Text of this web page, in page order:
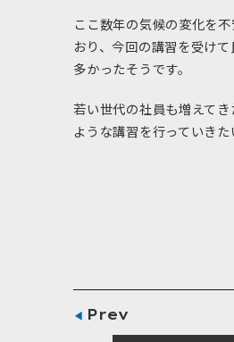
ここ数年の気候の変化を
おり、今回の講習を受け
多かったそうです。
若い世代の社員も増えて
ような講習を行っていきた
Prev